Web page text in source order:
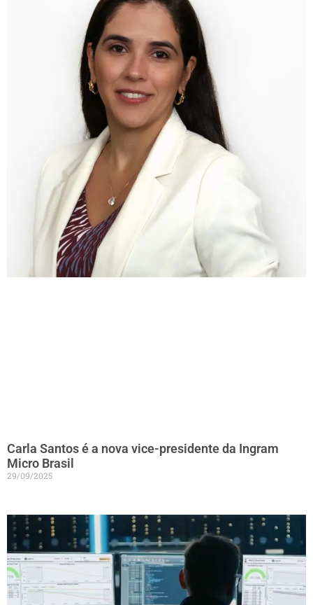
Carla Santos é a nova vice-presidente da Ingram
Micro Brasil
29/09/2025